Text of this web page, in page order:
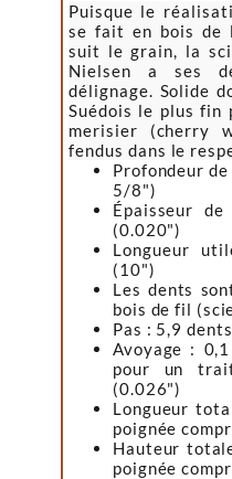
Puisque le
se fait en bois de
suit le grain, la
Nielsen a ses
délignage. Solide
Suédois le plus fin
merisier (cherry
fendus dans le
Profondeur
5/8")
Épaisseur
(0.020")
Longueur
(10")
Les dents
bois de fil
Pas : 5,9
Avoyage :
pour un
(0.026")
Longueur
poignée
Hauteur
poignée